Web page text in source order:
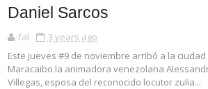
Daniel Sarcos
fal
3 years ago
Este jueves #9 de noviembre arribó a la ciudad
Maracaibo la animadora venezolana
Villegas, esposa del reconocido locutor zulia...